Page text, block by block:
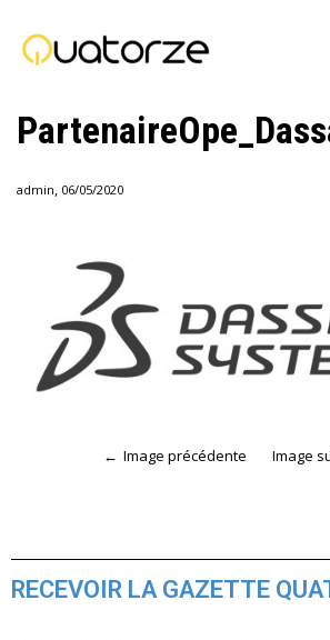
admin, 06/05/2020
Image précédente Image
RECEVOIR LA GAZETTE